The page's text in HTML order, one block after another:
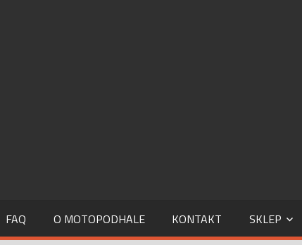
FAQ O MOTOPODHALE KONTAKT SKLEP